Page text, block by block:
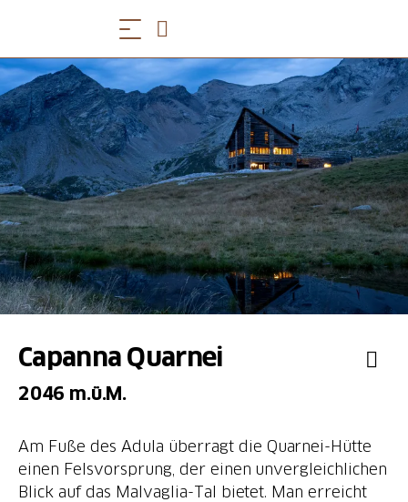
Capanna Quarnei
2046 m.ü.M.
Am Fuße des Adula überragt die Quarnei-Hütte
einen Felsvorsprung, der einen unvergleichlichen
Blick auf das Malvaglia-Tal bietet. Man erreicht